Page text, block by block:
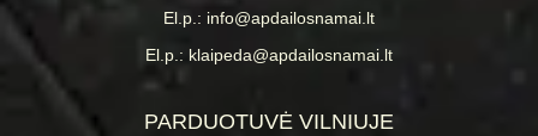
El.p.: info@apdailosnamai.lt
El.p.: klaipeda@apdailosnamai.lt
PARDUOTUVĖ VILNIUJE